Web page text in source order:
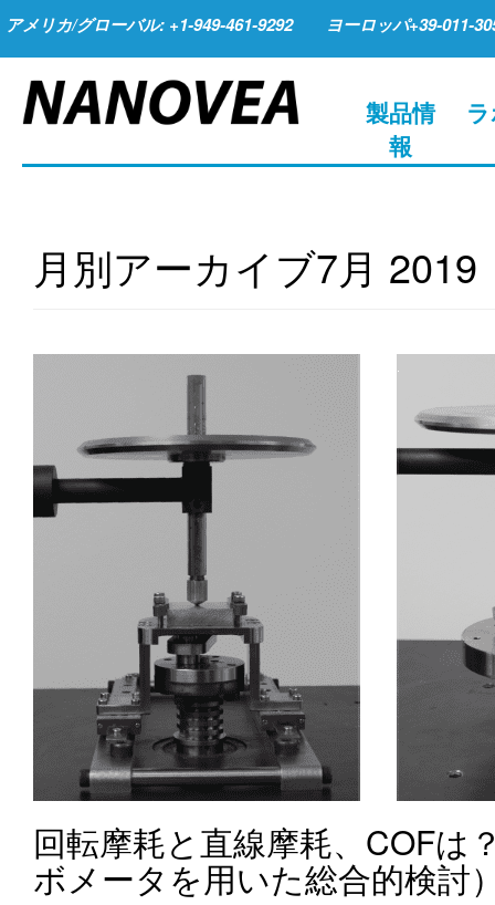
アメリカ/グローバル: +1-949-461-9292 ヨーロッパ+39-011-
製品情
報
月別アーカイブ7月 2019
回転摩耗と直線摩耗、COFは
ボメータを用いた総合的検討